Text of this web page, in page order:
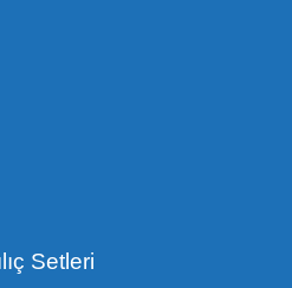
yumuşak dokulu sevilen
koleksiyonunuza
ekleyebilirsiniz.
edilentoptan eğitici
Setleri